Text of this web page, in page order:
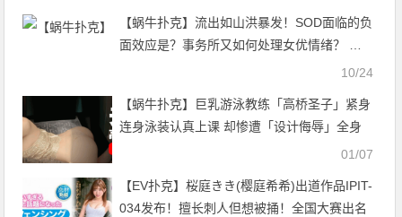
【蜗牛扑克】流出如山洪暴发！SOD面临的负
面效应是？事务所又如何处理女优情绪？ …
10/24
【蜗牛扑克】巨乳游泳教练「高桥圣子」紧身
连身泳装认真上课 却惨遭「设计侮辱」全身
01/07
【EV扑克】桜庭きき(樱庭希希)出道作品IPIT-
034发布！擅长刺人但想被捅！全国大赛出名